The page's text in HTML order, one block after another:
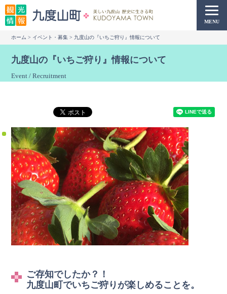
本
文
へ
MENU
ホーム > イベント・募集 > 九度山の『いちご狩り』情報について
九度山の『いちご狩り』情報について
Event / Recruitment
ご存知でしたか？！
九度山町でいちご狩りが楽しめることを。